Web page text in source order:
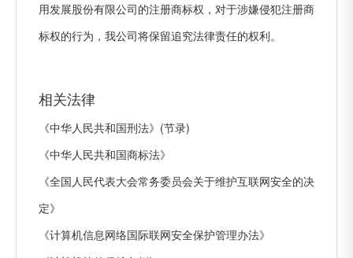
用发展股份有限公司的注册商标权，对于涉嫌侵犯注册商
标权的行为，我公司将保留追究法律责任的权利。
相关法律
《中华人民共和国刑法》(节录)
《中华人民共和国商标法》
《全国人民代表大会常务委员会关于维护互联网安全的决
定》
《计算机信息网络国际联网安全保护管理办法》